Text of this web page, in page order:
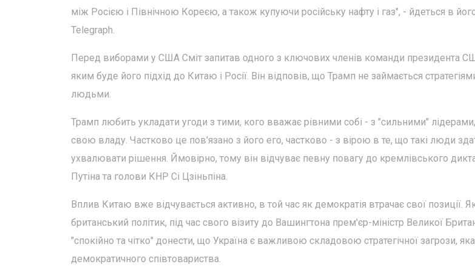
між Росією і Північною Кореєю, а також купуючи російську нафту і газ", - йдеться в
Telegraph.
Перед виборами у США Сміт запитав одного з ключових членів команди президента
яким буде його підхід до Китаю і Росії. Він відповів, що Трамп не займається
людьми.
Трамп любить укладати угоди з тими, кого вважає рівними собі - з "сильними"
свою владу. Частково це пов'язано з його его, частково - з вірою в те, що такі люди
ухвалювати рішення. Ймовірно, тому він відчуває певну повагу до кремлівського
Путіна та голови КНР Сі Цзіньпіна.
Вплив Китаю вже відчувається активно, в той час як демократія втрачає свої позиції.
британський політик, під час свого візиту до Вашингтона прем'єр-міністр Великої
"спокійно та чітко" донести, що Україна є важливою складовою стратегічної загрози,
демократичного співтовариства.